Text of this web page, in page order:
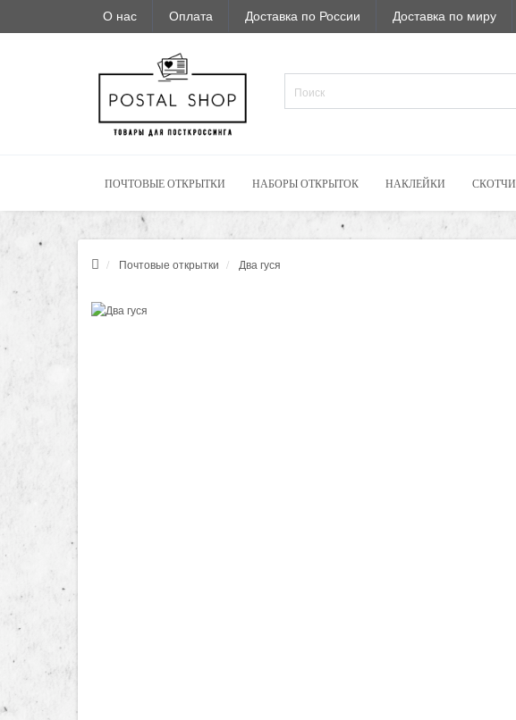
О нас Оплата Доставка по России Доставка по миру
ПОЧТОВЫЕ ОТКРЫТКИ НАБОРЫ ОТКРЫТОК НАКЛЕЙКИ СКОТЧИ
Почтовые открытки Два гуся